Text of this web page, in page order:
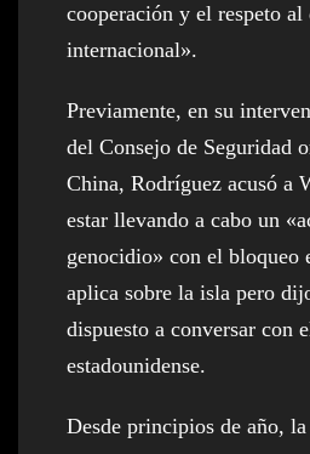
cooperación y el respeto al
internacional».
Previamente, en su
del Consejo de Seguridad
China, Rodríguez acusó a
estar llevando a cabo un
genocidio» con el bloqueo
aplica sobre la isla pero
dispuesto a conversar con
estadounidense.
Desde principios de año,